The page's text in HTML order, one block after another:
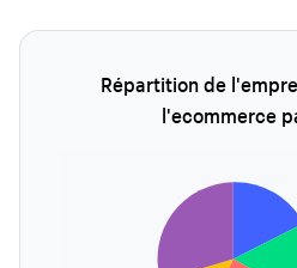
Répartition de
l'ecommerce